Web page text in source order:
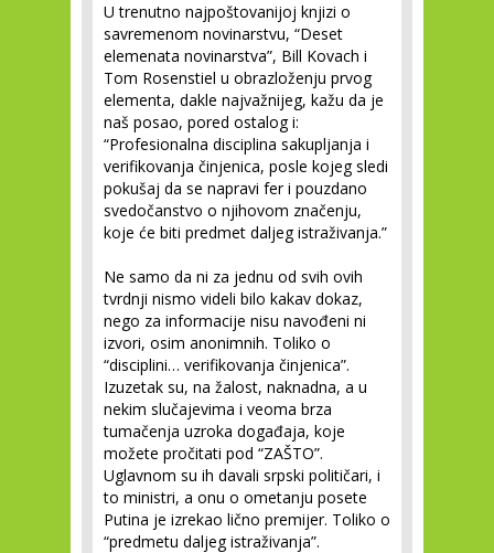
U trenutno najpoštovanijoj knjizi o
savremenom novinarstvu, “Deset
elemenata novinarstva”, Bill Kovach i
Tom Rosenstiel u obrazloženju prvog
elementa, dakle najvažnijeg, kažu da je
naš posao, pored ostalog i:
“Profesionalna disciplina sakupljanja i
verifikovanja činjenica, posle kojeg sledi
pokušaj da se napravi fer i pouzdano
svedočanstvo o njihovom značenju,
koje će biti predmet daljeg istraživanja.”
Ne samo da ni za jednu od svih ovih
tvrdnji nismo videli bilo kakav dokaz,
nego za informacije nisu navođeni ni
izvori, osim anonimnih. Toliko o
“disciplini… verifikovanja činjenica”.
Izuzetak su, na žalost, naknadna, a u
nekim slučajevima i veoma brza
tumačenja uzroka događaja, koje
možete pročitati pod “ZAŠTO”.
Uglavnom su ih davali srpski političari, i
to ministri, a onu o ometanju posete
Putina je izrekao lično premijer. Toliko o
“predmetu daljeg istraživanja”.